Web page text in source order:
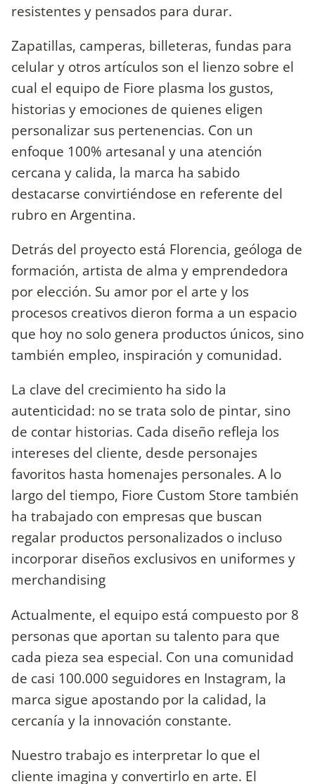
resistentes y pensados para durar.
Zapatillas, camperas, billeteras, fundas para
celular y otros artículos son el lienzo sobre el
cual el equipo de Fiore plasma los gustos,
historias y emociones de quienes eligen
personalizar sus pertenencias. Con un
enfoque 100% artesanal y una atención
cercana y calida, la marca ha sabido
destacarse convirtiéndose en referente del
rubro en Argentina.
Detrás del proyecto está Florencia, geóloga de
formación, artista de alma y emprendedora
por elección. Su amor por el arte y los
procesos creativos dieron forma a un espacio
que hoy no solo genera productos únicos, sino
también empleo, inspiración y comunidad.
La clave del crecimiento ha sido la
autenticidad: no se trata solo de pintar, sino
de contar historias. Cada diseño refleja los
intereses del cliente, desde personajes
favoritos hasta homenajes personales. A lo
largo del tiempo, Fiore Custom Store también
ha trabajado con empresas que buscan
regalar productos personalizados o incluso
incorporar diseños exclusivos en uniformes y
merchandising
Actualmente, el equipo está compuesto por 8
personas que aportan su talento para que
cada pieza sea especial. Con una comunidad
de casi 100.000 seguidores en Instagram, la
marca sigue apostando por la calidad, la
cercanía y la innovación constante.
Nuestro trabajo es interpretar lo que el
cliente imagina y convertirlo en arte. El